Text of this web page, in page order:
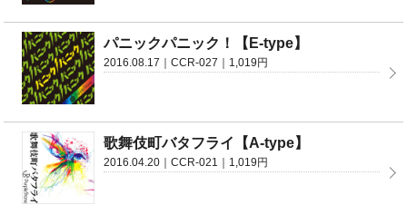
パニックパニック！【E-type】
2016.08.17｜CCR-027｜1,019円
歌舞伎町バタフライ【A-type】
2016.04.20｜CCR-021｜1,019円